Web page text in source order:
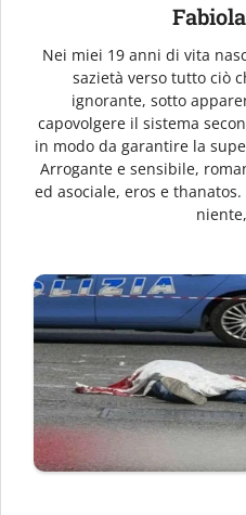
Nei miei 19 anni di vita
sazietà verso tutto ciò
ignorante, sotto
capovolgere il sistema
in modo da garantire la
Arrogante e sensibile,
ed asociale, eros e